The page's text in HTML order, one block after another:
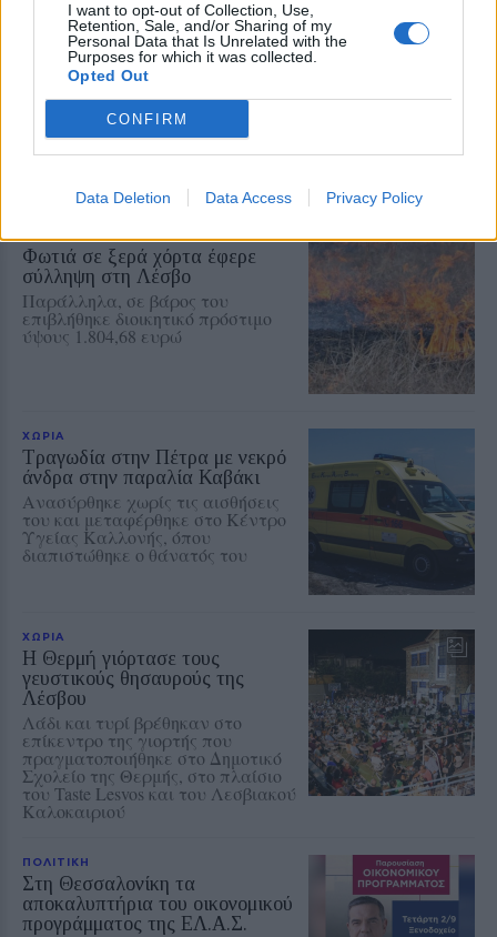
I want to opt-out of Collection, Use,
Retention, Sale, and/or Sharing of my
Personal Data that Is Unrelated with the
Purposes for which it was collected.
Opted Out
CONFIRM
Data Deletion Data Access Privacy Policy
Έσβησε ένα ξεχωριστό κομμάτι
της ιστορίας του Πολιχνίτου
Θλίψη για την απώλεια του
Ελευθέριου Συκά, του ανθρώπου
που συνέδεσε το όνομά του με τα
αναψυκτικά ΚΡΥΣΤΑΛ, την
Φωτιά σε ξερά χόρτα έφερε
σύλληψη στη Λέσβο
Παράλληλα, σε βάρος του
επιβλήθηκε διοικητικό πρόστιμο
ύψους 1.804,68 ευρώ
ΧΩΡΙΑ
Τραγωδία στην Πέτρα με νεκρό
άνδρα στην παραλία Καβάκι
Ανασύρθηκε χωρίς τις αισθήσεις
του και μεταφέρθηκε στο Κέντρο
Υγείας Καλλονής, όπου
διαπιστώθηκε ο θάνατός του
ΧΩΡΙΑ
Η Θερμή γιόρτασε τους
γευστικούς θησαυρούς της
Λέσβου
Λάδι και τυρί βρέθηκαν στο
επίκεντρο της γιορτής που
πραγματοποιήθηκε στο Δημοτικό
Σχολείο της Θερμής, στο πλαίσιο
του Taste Lesvos και του Λεσβιακού
Καλοκαιριού
ΠΟΛΙΤΙΚΗ
Στη Θεσσαλονίκη τα
αποκαλυπτήρια του οικονομικού
προγράμματος της ΕΛ.Α.Σ.